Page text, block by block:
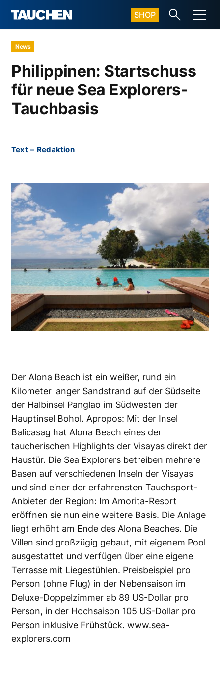
SHOP
News
Philippinen: Startschuss
für neue Sea Explorers-
Tauchbasis
Text – Redaktion
Der Alona Beach ist ein weißer, rund ein
Kilometer langer Sandstrand auf der Südseite
der Halbinsel Panglao im Südwesten der
Hauptinsel Bohol. Apropos: Mit der Insel
Balicasag hat Alona Beach eines der
taucherischen Highlights der Visayas direkt der
Haustür. Die Sea Explorers betreiben mehrere
Basen auf verschiedenen Inseln der Visayas
und sind einer der erfahrensten Tauchsport-
Anbieter der Region: Im Amorita-Resort
eröffnen sie nun eine weitere Basis. Die Anlage
liegt erhöht am Ende des Alona Beaches. Die
Villen sind großzügig gebaut, mit eigenem Pool
ausgestattet und verfügen über eine eigene
Terrasse mit Liegestühlen. Preisbeispiel pro
Person (ohne Flug) in der Nebensaison im
Deluxe-Doppelzimmer ab 89 US-Dollar pro
Person, in der Hochsaison 105 US-Dollar pro
Person inklusive Frühstück. www.sea-
explorers.com